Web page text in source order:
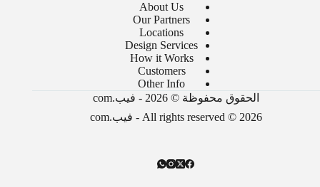
About Us
Our Partners
Locations
Design Services
How it Works
Customers
Other Info
الحقوق محفوظة © 2026 - فيب.com
All rights reserved © 2026 - فيب.com